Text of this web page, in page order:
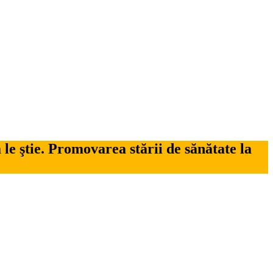
ştie. Promovarea stării de sănătate la